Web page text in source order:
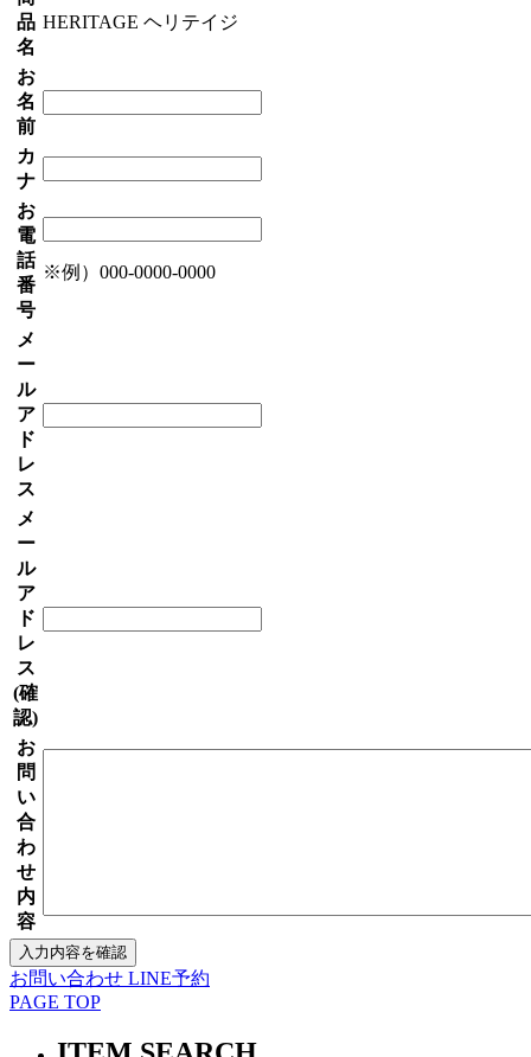
品
名
HERITAGE ヘリテイジ
お
名
前
カ
ナ
お
電
話
番
号
※例）000-0000-0000
メ
ー
ル
ア
ド
レ
ス
メ
ー
ル
ア
ド
レ
ス
(確
認)
お
問
い
合
わ
せ
内
容
お問い合わせ LINE予約
PAGE TOP